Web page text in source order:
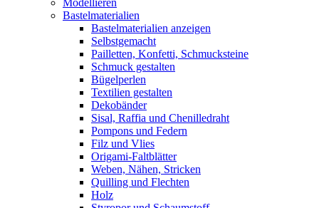
Modellieren
Bastelmaterialien
Bastelmaterialien anzeigen
Selbstgemacht
Pailletten, Konfetti, Schmucksteine
Schmuck gestalten
Bügelperlen
Textilien gestalten
Dekobänder
Sisal, Raffia und Chenilledraht
Pompons und Federn
Filz und Vlies
Origami-Faltblätter
Weben, Nähen, Stricken
Quilling und Flechten
Holz